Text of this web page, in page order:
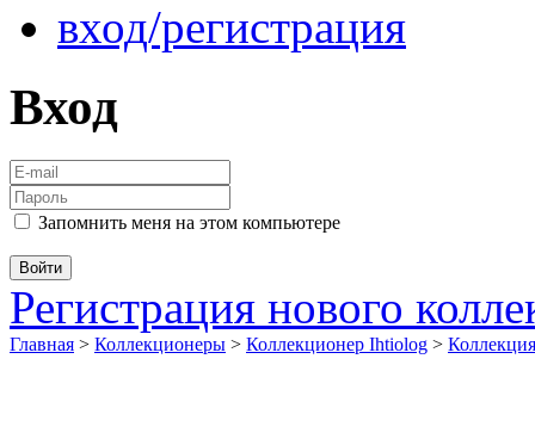
вход/регистрация
Вход
Запомнить меня на этом компьютере
Регистрация нового
Главная > Коллекционеры > Коллекционер Ihtiolog >